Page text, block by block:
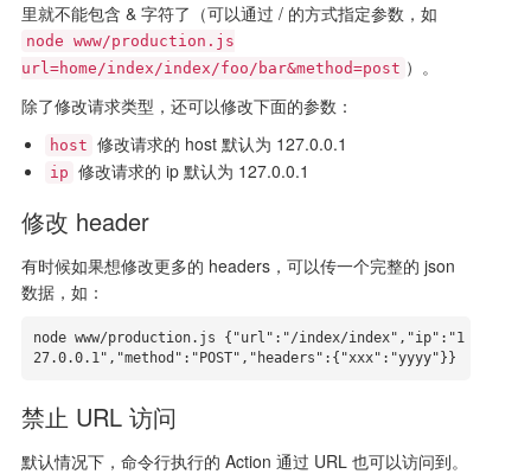
里就不能包含 & 字符了（可以通过 / 的方式指定参数，如
node www/production.js
url=home/index/index/foo/bar&method=post ）。
除了修改请求类型，还可以修改下面的参数：
host 修改请求的 host 默认为 127.0.0.1
ip 修改请求的 ip 默认为 127.0.0.1
修改 header
有时候如果想修改更多的 headers，可以传一个完整的 json
数据，如：
node www/production.js {"url":"/index/index","ip":"1
27.0.0.1","method":"POST","headers":{"xxx":"yyyy"}}
禁止 URL 访问
默认情况下，命令行执行的 Action 通过 URL 也可以访问到。